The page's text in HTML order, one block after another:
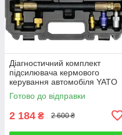
Діагностичний комплект
підсилювача кермового
керування автомобіля YATO
YT-73045
Готово до відправки
2 184 ₴ 2 600 ₴